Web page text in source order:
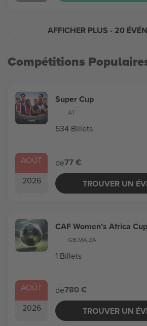
AFFICHER PLUS - 20
Compétitions
AOÛT
2026
Super Cup
AT
534 Billets
de77 €
TROUVER UN
AOÛT
2026
CAF Women’s Africa
GB,MA,ZA
1 Billets
de780 €
TROUVER UN